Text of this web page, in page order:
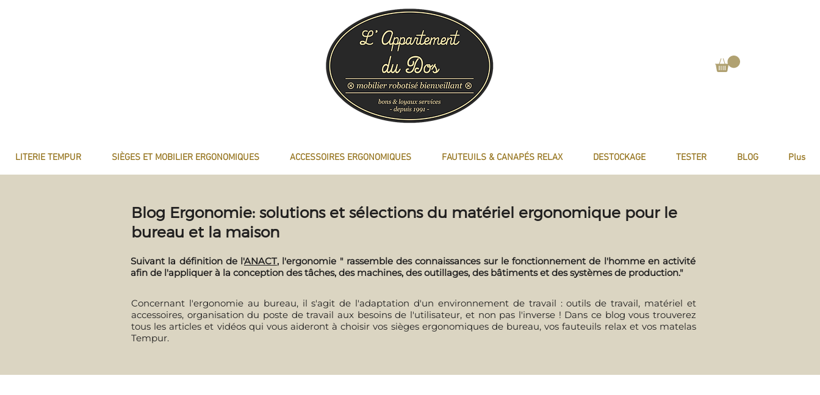
LITERIE TEMPUR SIÈGES ET MOBILIER ERGONOMIQUES ACCESSOIRES ERGONOMIQUES FAUTEUILS & CANAPÉS RELAX DESTOCKAGE TESTER BLOG Plus
Blog Ergonomie: solutions et sélections du matériel ergonomique pour le
bureau et la maison
Suivant la définition de l'ANACT, l'ergonomie " rassemble des connaissances sur le fonctionnement de l'homme en activité
afin de l'appliquer à la conception des tâches, des machines, des outillages, des bâtiments et des systèmes de production."
Concernant l'ergonomie au bureau, il s'agit de l'adaptation d'un environnement de travail : outils de travail, matériel et
accessoires, organisation du poste de travail aux besoins de l'utilisateur, et non pas l'inverse ! Dans ce blog vous trouverez
tous les articles et vidéos qui vous aideront à choisir vos sièges ergonomiques de bureau, vos fauteuils relax et vos matelas
Tempur.